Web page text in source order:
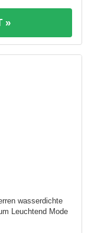
»
wasserdichte
Leuchtend Mode